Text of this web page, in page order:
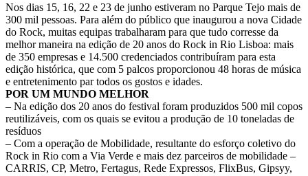
Nos dias 15, 16, 22 e 23 de junho estiveram no Parque Tejo mais de
300 mil pessoas. Para além do público que inaugurou a nova Cidade
do Rock, muitas equipas trabalharam para que tudo corresse da
melhor maneira na edição de 20 anos do Rock in Rio Lisboa: mais
de 350 empresas e 14.500 credenciados contribuíram para esta
edição histórica, que com 5 palcos proporcionou 48 horas de música
e entretenimento par todos os gostos e idades.
POR UM MUNDO MELHOR
– Na edição dos 20 anos do festival foram produzidos 500 mil copos
reutilizáveis, com os quais se evitou a produção de 10 toneladas de
resíduos
– Com a operação de Mobilidade, resultante do esforço coletivo do
Rock in Rio com a Via Verde e mais dez parceiros de mobilidade –
CARRIS, CP, Metro, Fertagus, Rede Expressos, FlixBus, Gipsyy,